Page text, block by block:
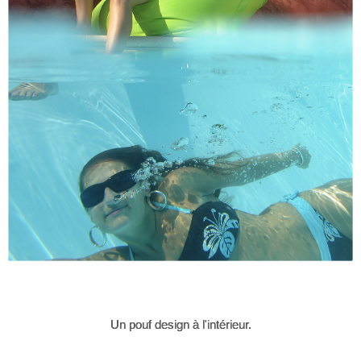
Un pouf design à l'intérieur.